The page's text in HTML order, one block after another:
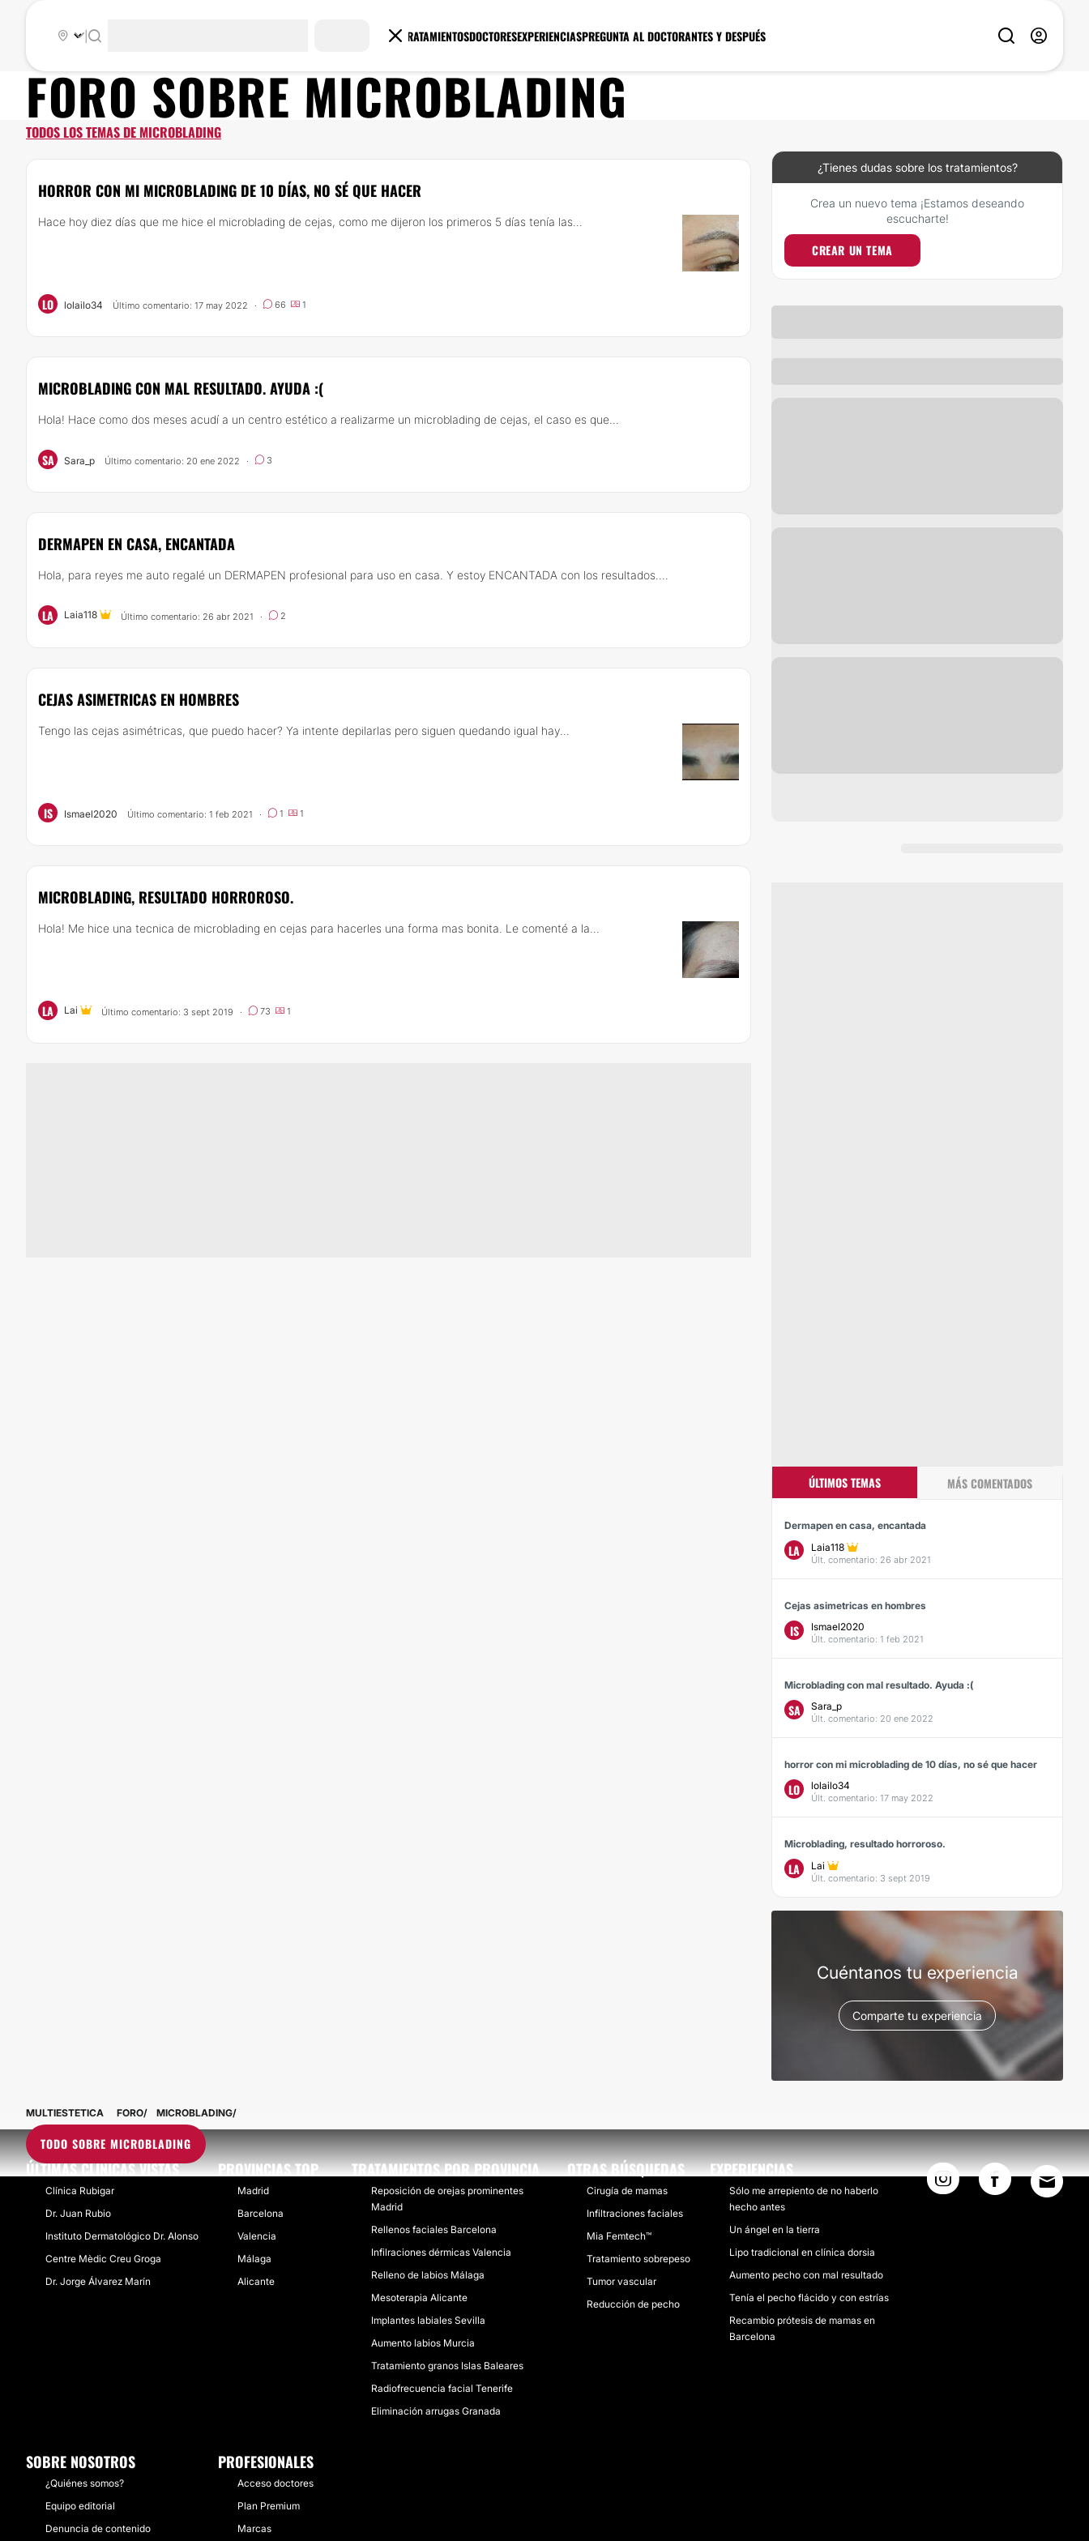
TRATAMIENTOSDOCTORESEXPERIENCIASPREGUNTA AL DOCTORANTES Y DESPUÉS
|
FORO SOBREMICROBLADING
TODOS LOS TEMAS DE MICROBLADING
HORROR CON MI MICROBLADING DE 10 DÍAS, NO SÉ QUE HACER
Hace hoy diez días que me hice el microblading de cejas, como me dijeron los primeros 5 días tenía las...
LO lolailo34 Último comentario: 17 may 2022 · 66 1
MICROBLADING CON MAL RESULTADO. AYUDA :(
Hola! Hace como dos meses acudí a un centro estético a realizarme un microblading de cejas, el caso es que...
SA Sara_p Último comentario: 20 ene 2022 · 3
DERMAPEN EN CASA, ENCANTADA
Hola, para reyes me auto regalé un DERMAPEN profesional para uso en casa. Y estoy ENCANTADA con los resultados....
LA Laia118 Último comentario: 26 abr 2021 · 2
CEJAS ASIMETRICAS EN HOMBRES
Tengo las cejas asimétricas, que puedo hacer? Ya intente depilarlas pero siguen quedando igual hay...
IS Ismael2020 Último comentario: 1 feb 2021 · 1 1
MICROBLADING, RESULTADO HORROROSO.
Hola! Me hice una tecnica de microblading en cejas para hacerles una forma mas bonita. Le comenté a la...
LA Lai Último comentario: 3 sept 2019 · 73 1
¿Tienes dudas sobre los tratamientos?
Crea un nuevo tema ¡Estamos deseando
escucharte!
CREAR UN TEMA
ÚLTIMOS TEMAS MÁS COMENTADOS
Dermapen en casa, encantada
LA Laia118
Últ. comentario: 26 abr 2021
Cejas asimetricas en hombres
IS Ismael2020
Últ. comentario: 1 feb 2021
Microblading con mal resultado. Ayuda :(
SA Sara_p
Últ. comentario: 20 ene 2022
horror con mi microblading de 10 días, no sé que hacer
LO lolailo34
Últ. comentario: 17 may 2022
Microblading, resultado horroroso.
LA Lai
Últ. comentario: 3 sept 2019
Cuéntanos tu experiencia
Comparte tu experiencia
TODO SOBRE MICROBLADING
MULTIESTETICA FORO MICROBLADING
ÚLTIMAS CLÍNICAS VISTAS
Clínica Rubigar
Dr. Juan Rubio
Instituto Dermatológico Dr. Alonso
Centre Mèdic Creu Groga
Dr. Jorge Álvarez Marín
PROVINCIAS TOP
Madrid
Barcelona
Valencia
Málaga
Alicante
TRATAMIENTOS POR PROVINCIA
Reposición de orejas prominentes
Madrid
Rellenos faciales Barcelona
Infilraciones dérmicas Valencia
Relleno de labios Málaga
Mesoterapia Alicante
Implantes labiales Sevilla
Aumento labios Murcia
Tratamiento granos Islas Baleares
Radiofrecuencia facial Tenerife
Eliminación arrugas Granada
OTRAS BÚSQUEDAS
Cirugía de mamas
Infiltraciones faciales
Mia Femtech™
Tratamiento sobrepeso
Tumor vascular
Reducción de pecho
EXPERIENCIAS
Sólo me arrepiento de no haberlo
hecho antes
Un ángel en la tierra
Lipo tradicional en clínica dorsia
Aumento pecho con mal resultado
Tenía el pecho flácido y con estrías
Recambio prótesis de mamas en
Barcelona
SOBRE NOSOTROS
¿Quiénes somos?
Equipo editorial
Denuncia de contenido
PROFESIONALES
Acceso doctores
Plan Premium
Marcas